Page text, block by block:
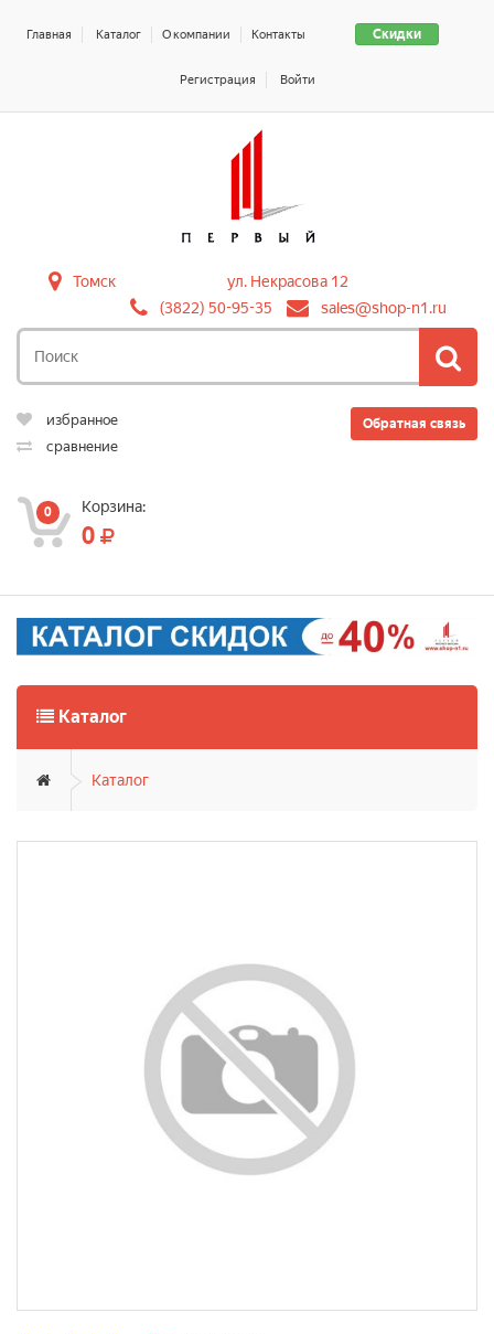
Скидки
Главная Каталог О компании Контакты
Регистрация Войти
Томск
ул. Некрасова 12
(3822) 50-95-35
sales@shop-n1.ru
Обратная связь
избранное
сравнение
0 Корзина:
0
Каталог
Каталог